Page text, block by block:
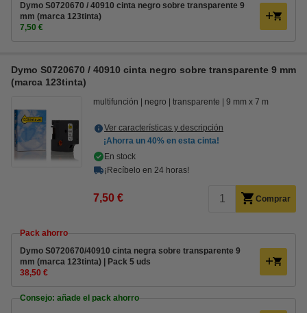
Dymo S0720670 / 40910 cinta negro sobre transparente 9
mm (marca 123tinta)
7,50 €
Dymo S0720670 / 40910 cinta negro sobre transparente 9 mm
(marca 123tinta)
multifunción negro transparente 9 mm x 7 m
Ver características y descripción
¡Ahorra un 40% en esta cinta!
En stock
¡Recíbelo en 24 horas!
7,50 € Comprar
Pack ahorro
Dymo S0720670/40910 cinta negra sobre transparente 9
mm (marca 123tinta) | Pack 5 uds
38,50 €
Consejo: añade el pack ahorro